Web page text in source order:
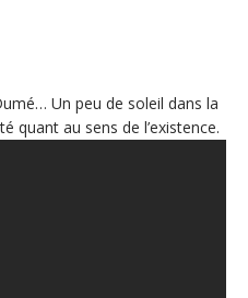
Un peu de soleil dans la
quant au sens de l’existence.